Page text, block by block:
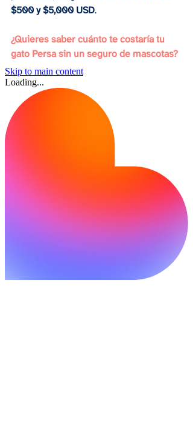
$500 y $5,000 USD.
¿Quieres saber cuánto te costaría tu
gato Persa sin un seguro de mascotas?